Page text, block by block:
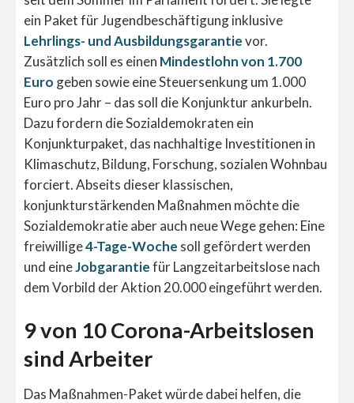
ein Paket für Jugendbeschäftigung inklusive
Lehrlings- und Ausbildungsgarantievor.
Zusätzlich soll es einen Mindestlohn von 1.700
Euro geben sowie eine Steuersenkung um 1.000
Euro pro Jahr – das soll die Konjunktur ankurbeln.
Dazu fordern die Sozialdemokraten ein
Konjunkturpaket, das nachhaltige Investitionen in
Klimaschutz, Bildung, Forschung, sozialen Wohnbau
forciert. Abseits dieser klassischen,
konjunkturstärkenden Maßnahmen möchte die
Sozialdemokratie aber auch neue Wege gehen: Eine
freiwillige4-Tage-Woche soll gefördert werden
und eineJobgarantiefür Langzeitarbeitslose nach
dem Vorbild der Aktion 20.000 eingeführt werden.
9 von 10 Corona-Arbeitslosen
sind Arbeiter
Das Maßnahmen-Paket würde dabei helfen, die